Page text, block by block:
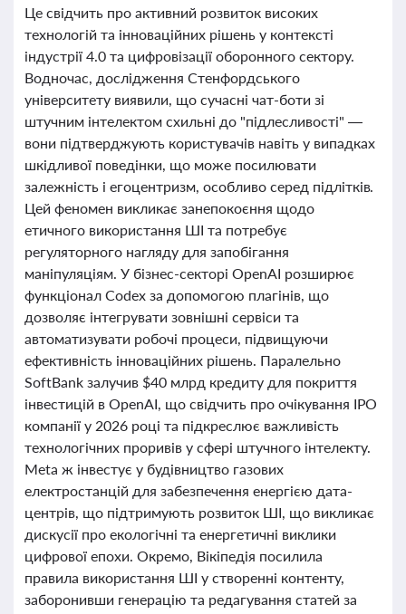
Це свідчить про активний розвиток високих
технологій та інноваційних рішень у контексті
індустрії 4.0 та цифровізації оборонного сектору.
Водночас, дослідження Стенфордського
університету виявили, що сучасні чат-боти зі
штучним інтелектом схильні до "підлесливості" —
вони підтверджують користувачів навіть у випадках
шкідливої поведінки, що може посилювати
залежність і егоцентризм, особливо серед підлітків.
Цей феномен викликає занепокоєння щодо
етичного використання ШІ та потребує
регуляторного нагляду для запобігання
маніпуляціям. У бізнес-секторі OpenAI розширює
функціонал Codex за допомогою плагінів, що
дозволяє інтегрувати зовнішні сервіси та
автоматизувати робочі процеси, підвищуючи
ефективність інноваційних рішень. Паралельно
SoftBank залучив $40 млрд кредиту для покриття
інвестицій в OpenAI, що свідчить про очікування IPO
компанії у 2026 році та підкреслює важливість
технологічних проривів у сфері штучного інтелекту.
Meta ж інвестує у будівництво газових
електростанцій для забезпечення енергією дата-
центрів, що підтримують розвиток ШІ, що викликає
дискусії про екологічні та енергетичні виклики
цифрової епохи. Окремо, Вікіпедія посилила
правила використання ШІ у створенні контенту,
заборонивши генерацію та редагування статей за